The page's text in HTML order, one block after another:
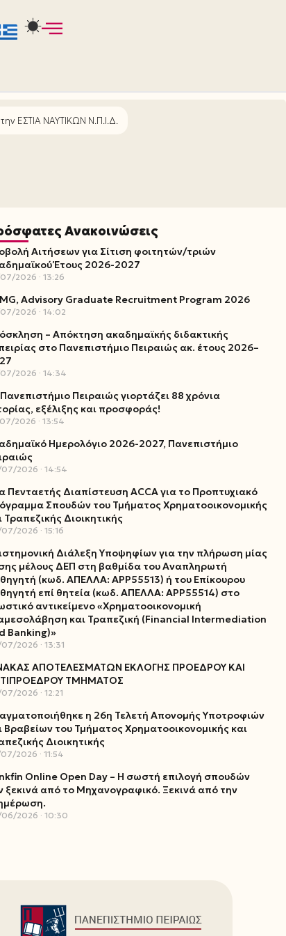
ΕΣΤΙΑ ΝΑΥΤΙΚΩΝ Ν.Π.Ι.Δ.
Ανακοινώσεις
Αιτήσεων για Σίτιση φοιτητών/τριών
Έτους 2026-2027
2026 13:26
Advisory Graduate Recruitment Program 2026
2026 14:02
– Απόκτηση ακαδημαϊκής διδακτικής
στο Πανεπιστήμιο Πειραιώς ακ. έτους 2026–
2026 14:34
Πειραιώς γιορτάζει 88 χρόνια
εξέλιξης και προσφοράς!
2026 13:54
Ημερολόγιο 2026-2027, Πανεπιστήμιο
2026 14:54
Πενταετής Διαπίστευση ACCA για το Προπτυχιακό
Σπουδών του Τμήματος Χρηματοοικονομικής
Τραπεζικής Διοικητικής
2026 15:16
Διάλεξη Υποψηφίων για την πλήρωση μίας
μέλους ΔΕΠ στη βαθμίδα του Αναπληρωτή
(κωδ. ΑΠΕΛΛΑ: ΑΡΡ55513) ή του Επίκουρου
επί θητεία (κωδ. ΑΠΕΛΛΑ: ΑΡΡ55514) στο
αντικείμενο «Χρηματοοικονομική
και Τραπεζική (Financial Intermediation
Banking)»
2026 13:31
ΑΠΟΤΕΛΕΣΜΑΤΩΝ ΕΚΛΟΓΗΣ ΠΡΟΕΔΡΟΥ ΚΑΙ
ΤΜΗΜΑΤΟΣ
2026 12:21
η 26η Τελετή Απονομής Υποτροφιών
Βραβείων του Τμήματος Χρηματοοικονομικής και
Διοικητικής
2026 11:54
Online Open Day – Η σωστή επιλογή σπουδών
ξεκινά από το Μηχανογραφικό. Ξεκινά από την
2026 10:30